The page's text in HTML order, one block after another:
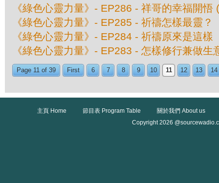
《綠色心靈力量》- EP286 - 祥哥的幸福開悟
《綠色心靈力量》- EP285 - 祈禱怎樣最靈？
《綠色心靈力量》- EP284 - 祈禱原來是這樣
《綠色心靈力量》- EP283 - 怎樣修行兼做生
Page 11 of 39 First 6 7 8 9 10 11 12 13 14
主頁 Home 節目表 Program Table
關於我們 About us
Copyright 2026